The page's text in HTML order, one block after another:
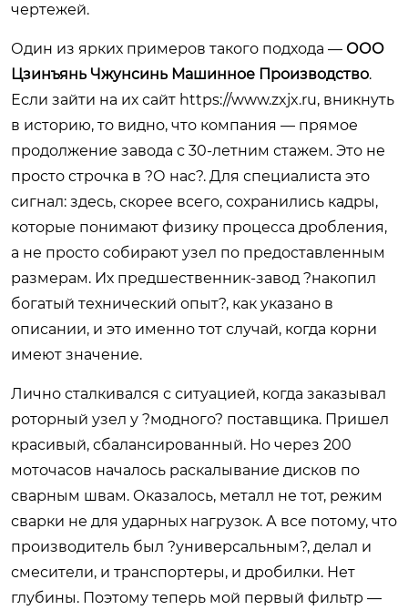
чертежей.
Один из ярких примеров такого подхода — ООО
Цзинъянь Чжунсинь Машинное Производство.
Если зайти на их сайт https://www.zxjx.ru, вникнуть
в историю, то видно, что компания — прямое
продолжение завода с 30-летним стажем. Это не
просто строчка в ?О нас?. Для специалиста это
сигнал: здесь, скорее всего, сохранились кадры,
которые понимают физику процесса дробления,
а не просто собирают узел по предоставленным
размерам. Их предшественник-завод ?накопил
богатый технический опыт?, как указано в
описании, и это именно тот случай, когда корни
имеют значение.
Лично сталкивался с ситуацией, когда заказывал
роторный узел у ?модного? поставщика. Пришел
красивый, сбалансированный. Но через 200
моточасов началось раскалывание дисков по
сварным швам. Оказалось, металл не тот, режим
сварки не для ударных нагрузок. А все потому, что
производитель был ?универсальным?, делал и
смесители, и транспортеры, и дробилки. Нет
глубины. Поэтому теперь мой первый фильтр —